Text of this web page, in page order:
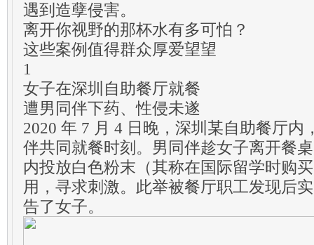
遇到造孽侵害。
离开你视野的那杯水有多可怕？
这些案例值得群众厚爱望望
1
女子在深圳自助餐厅就餐
遭男同伴下药、性侵未遂
2020 年 7 月 4 日晚，深圳某自助餐厅内
伴共同就餐时刻。男同伴趁女子离开餐
内投放白色粉末（其称在国际留学时购
用，寻求刺激。此举被餐厅职工发现后
告了女子。